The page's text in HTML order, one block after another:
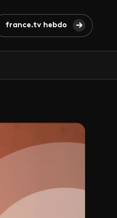
france.tv hebdo